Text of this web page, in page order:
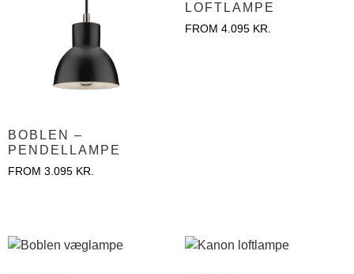
BOBLEN –
PENDELLAMPE
FROM 3.095 KR.
LOFTLAMPE
FROM 4.095 KR.